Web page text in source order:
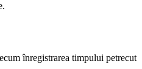
înregistrarea timpului petrecut